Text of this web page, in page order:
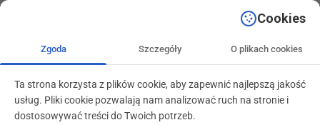
kontakt@programylojalnosciowe.plCookies
Zgoda Szczegóły O plikach cookies
Ta strona korzysta z plików cookie, aby zapewnić najlepszą jakość
usług. Pliki cookie pozwalają nam analizować ruch na stronie i
dostosowywać treści do Twoich potrzeb.